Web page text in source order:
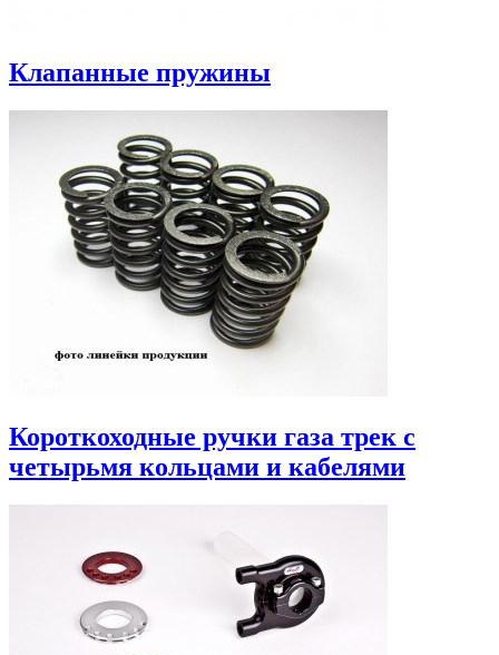
Клапанные пружины
Короткоходные ручки газа трек с
четырьмя кольцами и кабелями